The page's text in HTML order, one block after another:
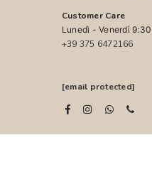
Customer Care
Lunedì - Venerdì
+39 375 6472166
[email protected]